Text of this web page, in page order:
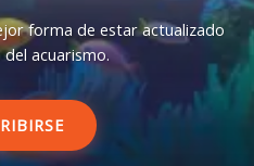
forma de estar actualizado
acuarismo.